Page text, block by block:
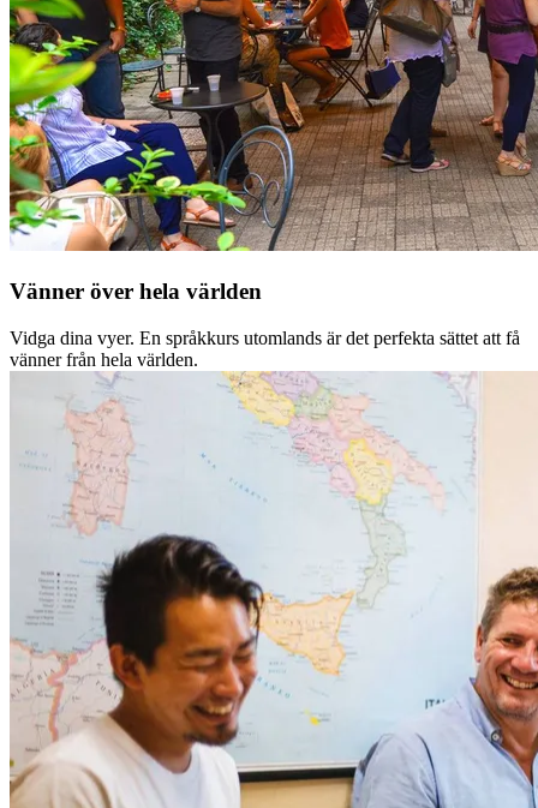
Vänner över hela världen
Vidga dina vyer. En språkkurs utomlands är det perfekta sättet att få
vänner från hela världen.